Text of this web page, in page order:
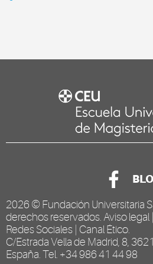
2026 © Fundación Universitaria
derechos reservados. Aviso legal
Redes Sociales Canal Ético
C/Estrada Vella de Madrid, 8,
España. Tel. +34 986 41 44 98